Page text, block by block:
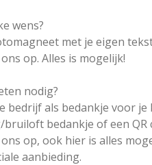
wens?
met je eigen
op. Alles is mogelijk!
nodig?
bedrijf als bedankje voor je
bedankje of een QR
op, ook hier is alles
aanbieding.